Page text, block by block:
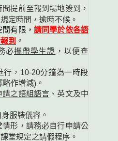
間提前至報到場地簽到，
定時間，逾時不候。
有限， 請同學於依各語
到 。
必攜帶學生證 ，以便查
行， 10-20分鐘為一時段
略作增減) 。
請之語組語言 、英文及中
服裝儀容。
情形，請務必自行申請公
堂規定之請假程序。